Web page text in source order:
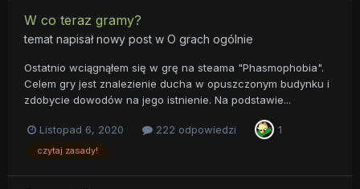
W co teraz gramy?
temat napisał nowy post w O grach ogólnie
Ostatnio wciągnąłem się w grę na steama "Phasmophobia".
Celem gry jest znalezienie ducha w opuszczonym budynku i
zdobycie dowodów na jego istnienie. Na podstawie...
Listopad 6, 2020 222 odpowiedzi 1
czytaj zasady!